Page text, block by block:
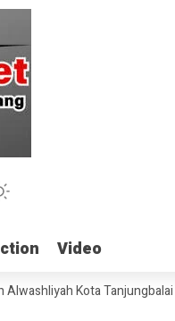
Video
Video
Kota Tanjungbalai Gelar